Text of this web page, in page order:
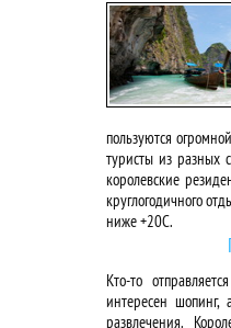
пользуются
туристы из разных
королевские
круглогодичного
ниже +20C.
Кто-то
интересен шопинг,
развлечения.